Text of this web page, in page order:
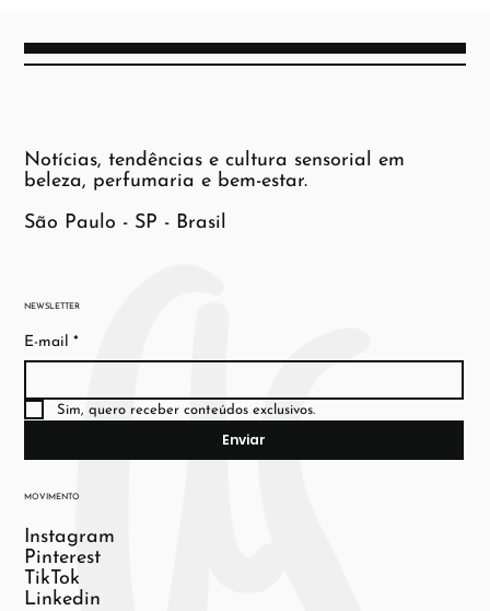
NEWSLETTER
E-mail *
Sim, quero receber conteúdos exclusivos.
Enviar
MOVIMENTO
Instagram
Pinterest
TikTok
Linkedin
Notícias, tendências e cultura sensorial em
beleza, perfumaria e bem-estar.
São Paulo - SP - Brasil